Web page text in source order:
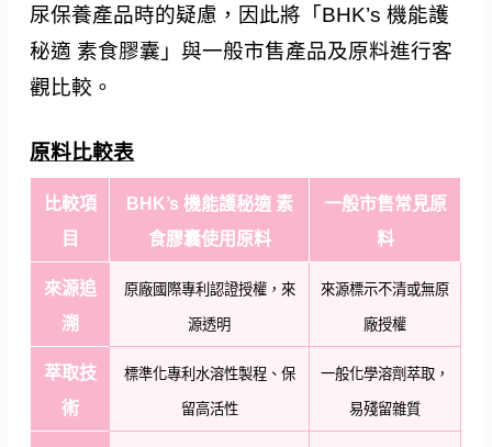
尿保養產品時的疑慮，因此將「BHK’s 機能護
秘適 素食膠囊」與一般市售產品及原料進行客
觀比較。
原料比較表
比較項
目
BHK’s 機能護秘適 素
食膠囊使用原料
一般市售常見原
料
來源追
溯
原廠國際專利認證授權，來
源透明
來源標示不清或無原
廠授權
萃取技
術
標準化專利水溶性製程、保
留高活性
一般化學溶劑萃取，
易殘留雜質